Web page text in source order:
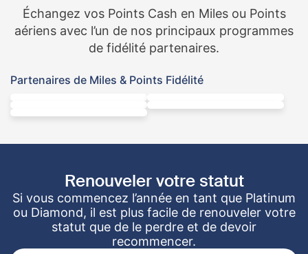
Échangez vos Points Cash en Miles ou Points
aériens avec l’un de nos principaux programmes
de fidélité partenaires.
Partenaires de Miles & Points Fidélité
Renouveler votre statut
Si vous commencez l’année en tant que Platinum
ou Diamond, il est plus facile de renouveler votre
statut que de le perdre et de devoir
recommencer.